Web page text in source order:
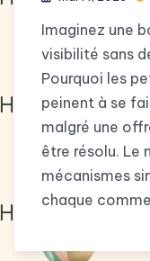
Imaginez une
visibilité sans
Pourquoi les
peinent à se
malgré une
être résolu. Le
mécanismes
chaque